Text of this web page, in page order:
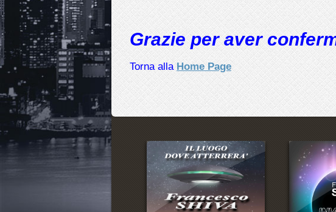
Grazie per aver
Torna allaHome Page